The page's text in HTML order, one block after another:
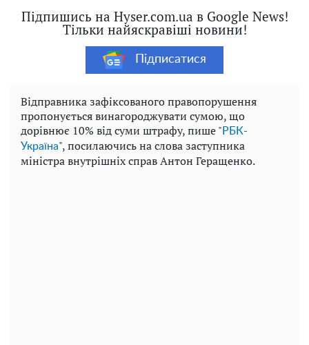
Підпишись на Hyser.com.ua в Google News!
Тільки найяскравіші новини!
Підписатися
Відправника зафіксованого правопорушення
пропонується винагороджувати сумою, що
дорівнює 10% від суми штрафу, пише " РБК-
Україна", посилаючись на слова заступника
міністра внутрішніх справ Антон Геращенко.